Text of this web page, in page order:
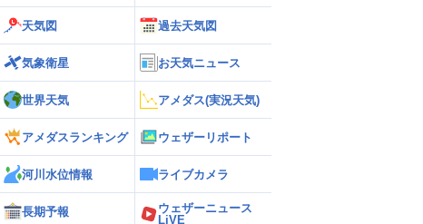
天気図 過去天気図
気象衛星 お天気ニュース
世界天気 アメダス(実況天気)
アメダスランキング ウェザーリポート
河川水位情報 ライブカメラ
長期予報
ウェザーニュース
LiVE